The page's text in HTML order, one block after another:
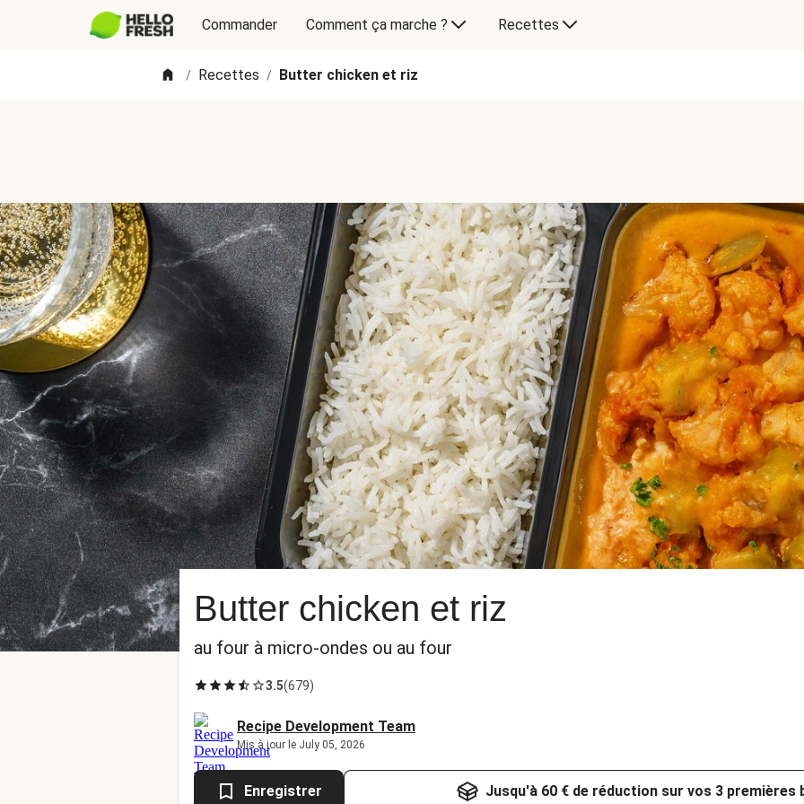
Commander Comment ça marche ? Recettes
/ Recettes / Butter chicken et riz
Butter chicken et riz
au four à micro-ondes ou au four
3.5(679)
Recipe Development Team
Mis à jour le July 05, 2026
Enregistrer Jusqu'à 60 € de réduction sur vos 3 premières